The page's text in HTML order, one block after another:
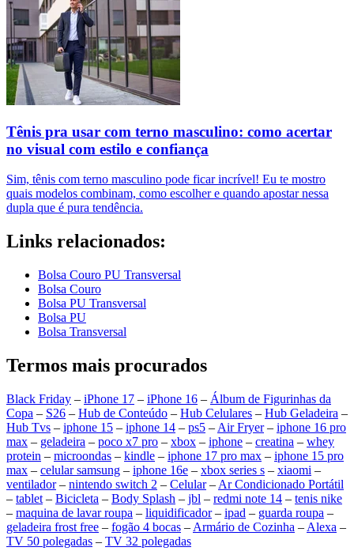
Tênis pra usar com terno masculino: como acertar
no visual com estilo e confiança
Sim, tênis com terno masculino pode ficar incrível! Eu te mostro
quais modelos combinam, como escolher e quando apostar nessa
dupla que é pura tendência.
Links relacionados:
Bolsa Couro PU Transversal
Bolsa Couro
Bolsa PU Transversal
Bolsa PU
Bolsa Transversal
Termos mais procurados
Black Friday – iPhone 17 – iPhone 16 – Álbum de Figurinhas da
Copa – S26 – Hub de Conteúdo – Hub Celulares – Hub Geladeira –
Hub Tvs – iphone 15 – iphone 14 – ps5 – Air Fryer– iphone 16 pro
max – geladeira – poco x7 pro – xbox – iphone – creatina – whey
protein – microondas – kindle – iphone 17 pro max – iphone 15 pro
max – celular samsung – iphone 16e – xbox series s – xiaomi –
ventilador– nintendo switch 2 – Celular– Ar Condicionado Portátil
– tablet – Bicicleta – Body Splash – jbl – redmi note 14 – tenis nike
– maquina de lavar roupa – liquidificador– ipad – guarda roupa –
geladeira frost free – fogão 4 bocas – Armário de Cozinha – Alexa –
TV 50 polegadas – TV 32 polegadas